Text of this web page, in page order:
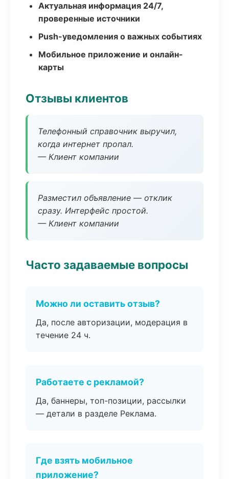
Актуальная информация 24/7,
проверенные источники
Push-уведомления о важных событиях
Мобильное приложение и онлайн-
карты
Отзывы клиентов
Телефонный справочник выручил,
когда интернет пропал.
— Клиент компании
Разместил объявление — отклик
сразу. Интерфейс простой.
— Клиент компании
Часто задаваемые вопросы
Можно ли оставить отзыв?
Да, после авторизации, модерация в
течение 24 ч.
Работаете с рекламой?
Да, баннеры, топ-позиции, рассылки
— детали в разделе Реклама.
Где взять мобильное
приложение?